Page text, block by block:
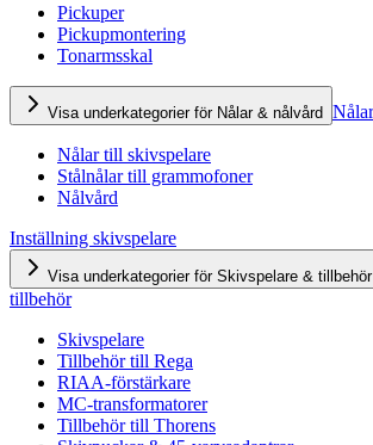
Pickuper
Pickupmontering
Tonarmsskal
Visa underkategorier för Nålar & nålvård
Nålar till skivspelare
Stålnålar till grammofoner
Nålvård
Inställning skivspelare
Visa underkategorier för Skivspelare & tillbehör
tillbehör
Skivspelare
Tillbehör till Rega
RIAA-förstärkare
MC-transformatorer
Tillbehör till Thorens